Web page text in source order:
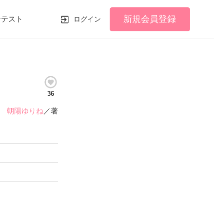
スト ログイン 新規会員登録
36
朝陽ゆりね ／著